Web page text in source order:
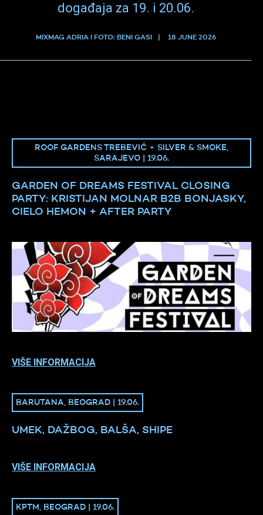
događaja za 19. i 20.06.
MIXMAG ADRIA I FOTO: BENI GASI 18 JUNE 2026
ROOF GARDENS TREBEVIĆ + SILVER & SMOKE,
SARAJEVO | 19.06.
GARDEN OF DREAMS FESTIVAL CLOSING
PARTY: KRISTIJAN MOLNAR B2B BONJASKY,
CIELO HEMON + AFTER PARTY
VIŠE INFORMACIJA
BARUTANA, BEOGRAD | 19.06.
UMEK, DAŽBOG, BALŠA, SHIPE
VIŠE INFORMACIJA
KPTM, BEOGRAD | 19.06.